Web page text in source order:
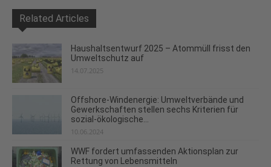
Related Articles
Haushaltsentwurf 2025 – Atommüll frisst den
Umweltschutz auf
14.07.2025
Offshore-Windenergie: Umweltverbände und
Gewerkschaften stellen sechs Kriterien für
sozial-ökologische...
10.06.2024
WWF fordert umfassenden Aktionsplan zur
Rettung von Lebensmitteln